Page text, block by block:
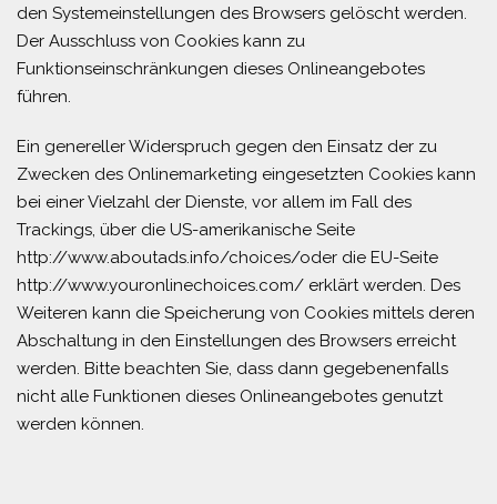
den Systemeinstellungen des Browsers gelöscht werden.
Der Ausschluss von Cookies kann zu
Funktionseinschränkungen dieses Onlineangebotes
führen.
Ein genereller Widerspruch gegen den Einsatz der zu
Zwecken des Onlinemarketing eingesetzten Cookies kann
bei einer Vielzahl der Dienste, vor allem im Fall des
Trackings, über die US-amerikanische Seite
http://www.aboutads.info/choices/oder die EU-Seite
http://www.youronlinechoices.com/ erklärt werden. Des
Weiteren kann die Speicherung von Cookies mittels deren
Abschaltung in den Einstellungen des Browsers erreicht
werden. Bitte beachten Sie, dass dann gegebenenfalls
nicht alle Funktionen dieses Onlineangebotes genutzt
werden können.